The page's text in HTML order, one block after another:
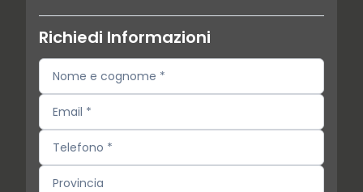
Richiedi Informazioni